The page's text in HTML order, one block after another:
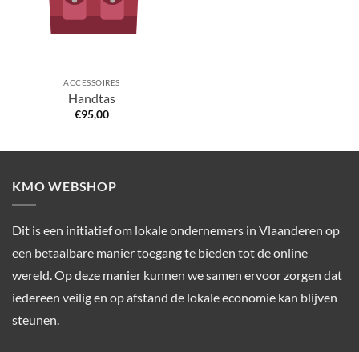
ACCESSOIRES
Handtas
€95,00
KMO WEBSHOP
Dit is een initiatief om lokale ondernemers in Vlaanderen op
een betaalbare manier toegang te bieden tot de online
wereld. Op deze manier kunnen we samen ervoor zorgen dat
iedereen veilig en op afstand de lokale economie kan blijven
steunen.